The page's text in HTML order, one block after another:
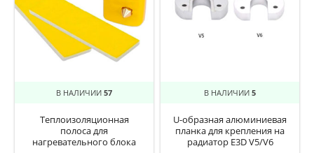
В НАЛИЧИИ 57
Теплоизоляционная
полоса для
нагревательного блока
В НАЛИЧИИ 5
U-образная алюминиевая
планка для крепления на
радиатор E3D V5/V6